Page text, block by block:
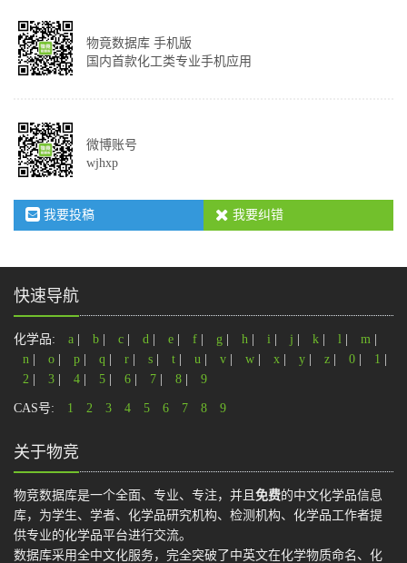
物竟数据库 手机版
国内首款化工类专业手机应用
微博账号
wjhxp
我要投稿 我要纠错
快速导航
化学品: a b c d e f g h i j k l m
n
o p q r s t u v w x y z 0 1
2
3 4 5 6 7 8 9
CAS号: 1 2 3 4 5 6 7 8 9
关于物竞
物竞数据库是一个全面、专业、专注，并且 免费的中文化学品信息
库，为学生、学者、化学品研究机构、检测机构、化学品工作者提
供专业的化学品平台进行交流。
数据库采用全中文化服务，完全突破了中英文在化学物质命名、化